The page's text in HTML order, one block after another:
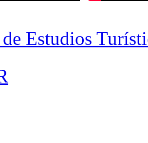
Estudios